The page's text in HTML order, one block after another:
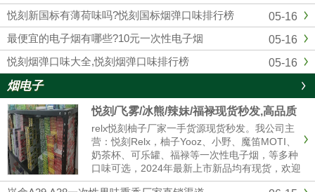
05-16
悦刻新国标有薄荷味吗?悦刻国标烟弹口味排行榜
05-16
最便宜的电子烟有哪些?10元一次性电子烟
05-16
悦刻烟弹口味大全,悦刻烟弹口味排行榜
烟电子
悦刻/飞雾/冰熊/辣妹/福禄现货秒发,高品质
电子烟厂家拿货 售后无忧
relx悦刻柚子厂家一手货源现货秒发。我公司主
营：悦刻Relx，柚子Yooz、小野、魔笛MOTI、
奶茶杯、可乐罐、福禄等一次性电子烟，等多种
口味可选，2024年最新上市新品均有现货，欢迎
咨询我们报价。品牌电子烟代理拿货批发，悦刻